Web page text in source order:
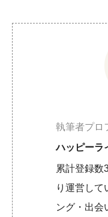
執筆者プロ
ハッピーラ
累計登録数
り運営して
ング・出会